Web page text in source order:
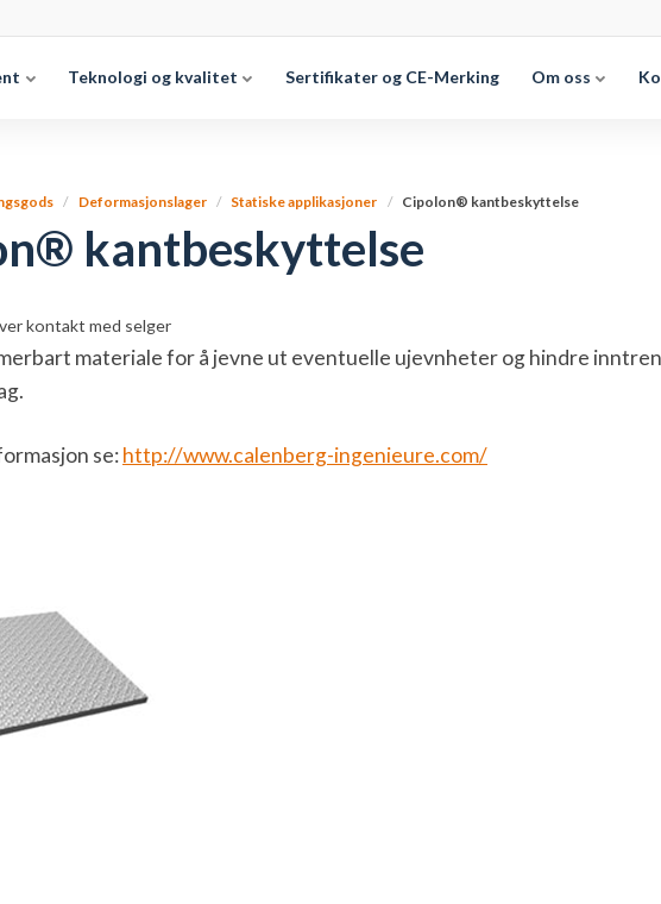
Teknologi og kvalitet Sertifikater og CE-Merking Om oss
Deformasjonslager Statiske applikasjoner Cipolon® kantbeskyttelse
kantbeskyttelse
kontakt med selger
materiale for å jevne ut eventuelle ujevnheter og hindre
se:http://www.calenberg-ingenieure.com/